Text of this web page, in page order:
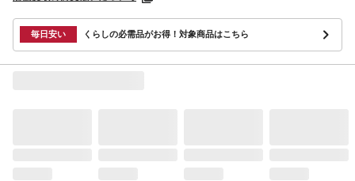
毎日安い くらしの必需品がお得！対象商品はこちら